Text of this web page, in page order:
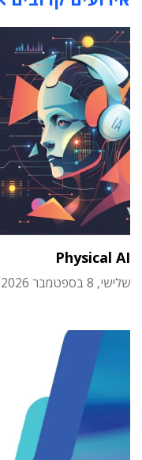
Physical AI
שלישי, 8 בספטמבר 2026